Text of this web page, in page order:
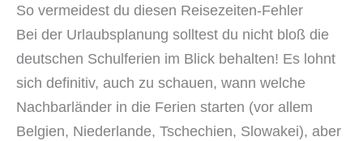
So vermeidest du diesen Reisezeiten-Fehler
Bei der Urlaubsplanung solltest du nicht bloß die
deutschen Schulferien im Blick behalten! Es lohnt
sich definitiv, auch zu schauen, wann welche
Nachbarländer in die Ferien starten (vor allem
Belgien, Niederlande, Tschechien, Slowakei), aber